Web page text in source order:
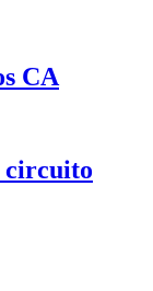
CA
circuito